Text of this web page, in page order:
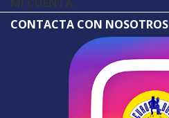
CONTACTA CON NOSOTROS